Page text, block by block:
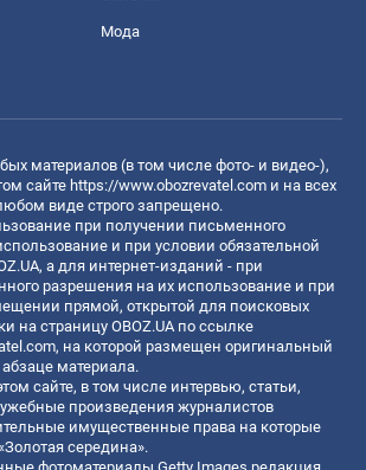
Мода
материалов (в том числе фото- и видео-),
сайте https://www.obozrevatel.com и на всех
виде строго запрещено.
при получении письменного
и при условии обязательной
а для интернет-изданий - при
разрешения на их использование и при
прямой, открытой для поисковых
на страницу OBOZ.UA по ссылке
, на которой размещен оригинальный
материала.
сайте, в том числе интервью, статьи,
произведения журналистов
имущественные права на которые
середина».